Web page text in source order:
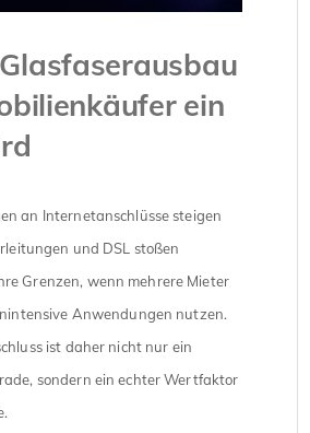
ein
an Internetanschlüsse steigen
und DSL stoßen
Grenzen, wenn mehrere Mieter
Anwendungen nutzen.
ist daher nicht nur ein
sondern ein echter Wertfaktor